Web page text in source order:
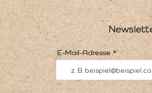
E-Mail-Adresse